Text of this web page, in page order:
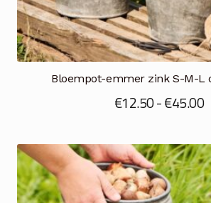
Bloempot-emmer zink S-M-L
€12.50-€45.00